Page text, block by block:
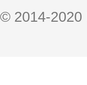
© 2014-2020